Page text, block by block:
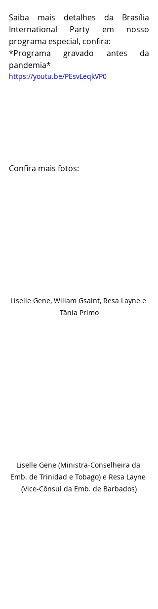
Saiba mais detalhes da Brasília
International Party em nosso
programa especial, confira:
*Programa gravado antes da
pandemia*
https://youtu.be/PEsvLeqkVP0
Confira mais fotos:
Liselle Gene, Wiliam Gsaint, Resa Layne e
Tânia Primo
Liselle Gene (Ministra-Conselheira da
Emb. de Trinidad e Tobago) e Resa Layne
(Vice-Cônsul da Emb. de Barbados)